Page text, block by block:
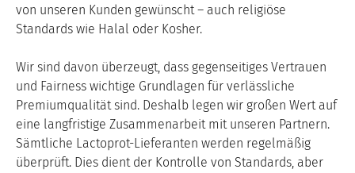
von unseren Kunden gewünscht – auch religiöse
Standards wie Halal oder Kosher.
Wir sind davon überzeugt, dass gegenseitiges Vertrauen
und Fairness wichtige Grundlagen für verlässliche
Premiumqualität sind. Deshalb legen wir großen Wert auf
eine langfristige Zusammenarbeit mit unseren Partnern.
Sämtliche Lactoprot-Lieferanten werden regelmäßig
überprüft. Dies dient der Kontrolle von Standards, aber